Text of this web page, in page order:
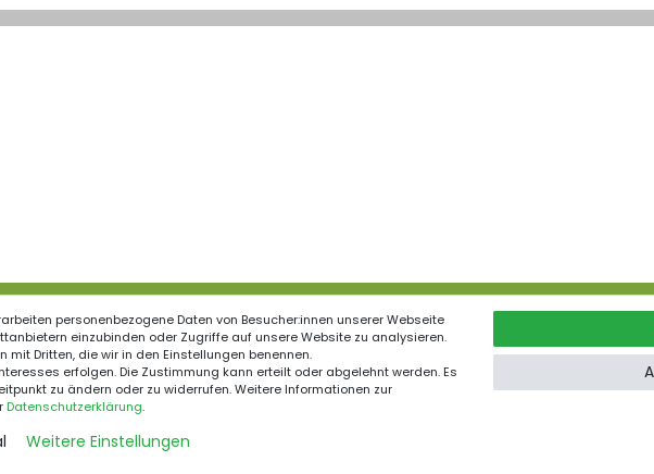
personenbezogene Daten von Besucher:innen unserer Webseite
einzubinden oder Zugriffe auf unsere Website zu analysieren.
Dritten, die wir in den Einstellungen benennen.
erfolgen. Die Zustimmung kann erteilt oder abgelehnt werden. Es
zu ändern oder zu widerrufen. Weitere Informationen zur
Daten­schutz­erklärung.
Weitere Einstellungen
Schnelle Kurierzustellung